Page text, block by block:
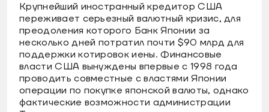
Крупнейший иностранный кредитор США
переживает серьезный валютный кризис, для
преодоления которого Банк Японии за
несколько дней потратил почти $90 млрд для
поддержки котировок иены. Финансовые
власти США вынуждены впервые с 1998 года
проводить совместные с властями Японии
операции по покупке японской валюты, однако
фактические возможности администрации